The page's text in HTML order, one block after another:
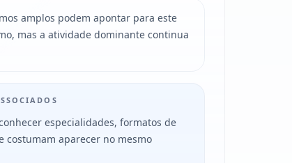
amplos podem apontar para este
mas a atividade dominante continua
especialidades, formatos de
costumam aparecer no mesmo